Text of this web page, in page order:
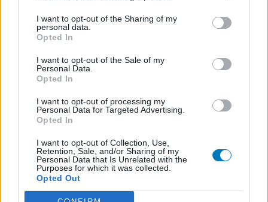
I want to opt-out of the Sharing of my
personal data.
Opted In
I want to opt-out of the Sale of my
Personal Data.
Opted In
I want to opt-out of processing my
Personal Data for Targeted Advertising.
Opted In
I want to opt-out of Collection, Use,
Retention, Sale, and/or Sharing of my
Personal Data that Is Unrelated with the
Purposes for which it was collected.
Opted Out